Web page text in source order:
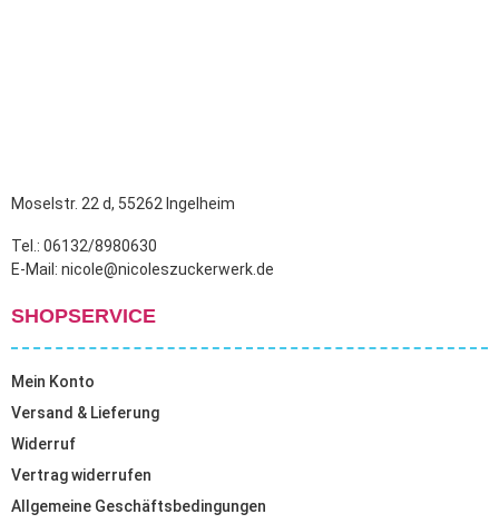
Moselstr. 22 d, 55262 Ingelheim
Tel.: 06132/8980630
E-Mail: nicole@nicoleszuckerwerk.de
SHOPSERVICE
Mein Konto
Versand & Lieferung
Widerruf
Vertrag widerrufen
Allgemeine Geschäftsbedingungen